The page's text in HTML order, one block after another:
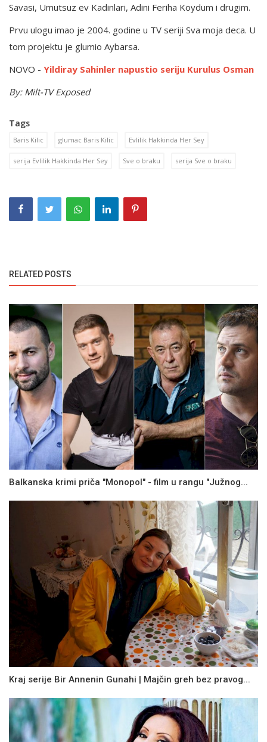
Savasi, Umutsuz ev Kadinlari, Adini Feriha Koydum i drugim.
Prvu ulogu imao je 2004. godine u TV seriji Sva moja deca. U
tom projektu je glumio Aybarsa.
NOVO - Yildiray Sahinler napustio seriju Kurulus Osman
By: Milt-TV Exposed
Tags
Baris Kilic glumac Baris Kilic Evlilik Hakkinda Her Sey
serija Evlilik Hakkinda Her Sey Sve o braku serija Sve o braku
RELATED POSTS
Balkanska krimi priča "Monopol" - film u rangu "Južnog...
Kraj serije Bir Annenin Gunahi | Majčin greh bez pravog...